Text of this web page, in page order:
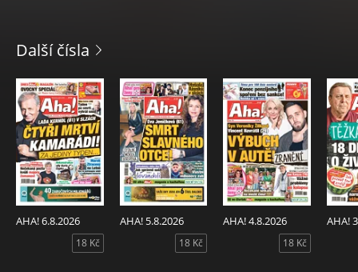
Další čísla
AHA! 6.8.2026
18 Kč
AHA! 5.8.2026
18 Kč
AHA! 4.8.2026
18 Kč
AHA!